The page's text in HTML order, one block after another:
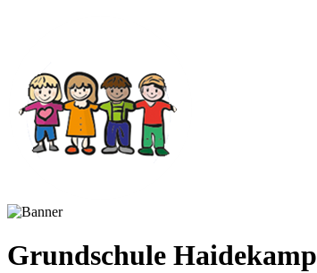
Grundschule Haidekamp